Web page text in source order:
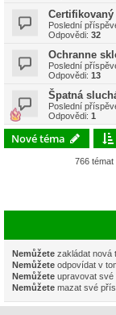
Poslední
Odpovědi: 32
Ochranne
Poslední
Odpovědi: 13
Špatná
Poslední
Odpovědi: 1
Nové téma
766 témat
Nemůžete zakládat nová
Nemůžete odpovídat v
Nemůžete upravovat
Nemůžete mazat své